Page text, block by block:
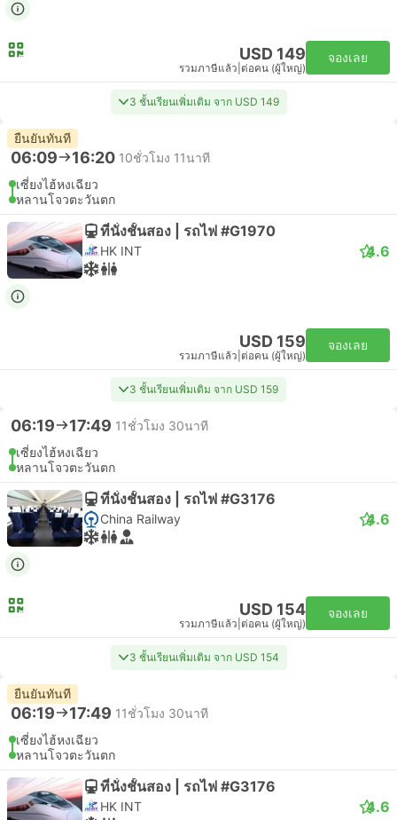
USD 149
รวมภาษีแล้ว ต่อคน (ผู้ใหญ่)
จองเลย
3 ชั้นเรียนเพิ่มเติม จาก USD 149
ยืนยันทันที
06:09 16:20 10ชั่วโมง 11นาที
เซี่ยงไฮ้หงเฉียว
หลานโจวตะวันตก
ที่นั่งชั้นสอง | รถไฟ #G1970
HK INT 4.6
USD 159
รวมภาษีแล้ว ต่อคน (ผู้ใหญ่)
จองเลย
3 ชั้นเรียนเพิ่มเติม จาก USD 159
06:19 17:49 11ชั่วโมง 30นาที
เซี่ยงไฮ้หงเฉียว
หลานโจวตะวันตก
ที่นั่งชั้นสอง | รถไฟ #G3176
China Railway 4.6
USD 154
รวมภาษีแล้ว ต่อคน (ผู้ใหญ่)
จองเลย
3 ชั้นเรียนเพิ่มเติม จาก USD 154
ยืนยันทันที
06:19 17:49 11ชั่วโมง 30นาที
เซี่ยงไฮ้หงเฉียว
หลานโจวตะวันตก
ที่นั่งชั้นสอง | รถไฟ #G3176
HK INT 4.6